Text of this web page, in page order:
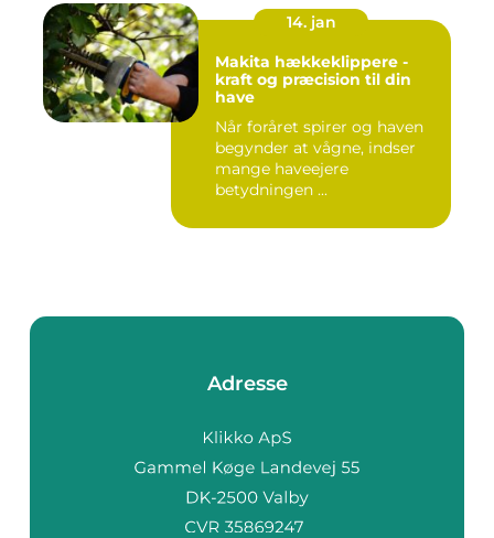
14. jan
Makita hækkeklippere -
kraft og præcision til din
have
Når foråret spirer og haven
begynder at vågne, indser
mange haveejere
betydningen ...
Adresse